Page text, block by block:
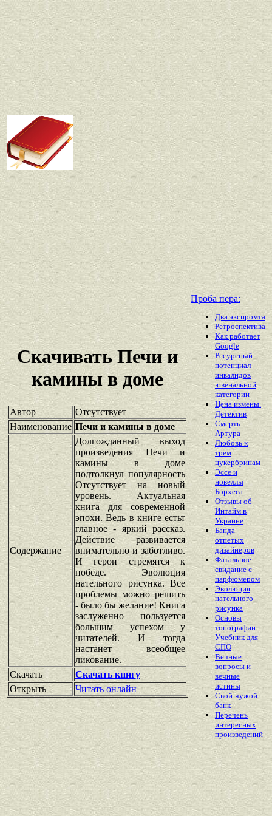
Скачивать Печи и
камины в доме
Автор
Отсутствует
Наименование Печи и камины в доме
Содержание
Долгожданный выход
произведения Печи и
камины в доме
подтолкнул популярность
Отсутствует на новый
уровень. Актуальная
книга для современной
эпохи. Ведь в книге естьт
главное - яркий рассказ.
Действие развивается
внимательно и заботливо.
И герои стремятся к
победе. Эволюция
нательного рисунка. Все
проблемы можно решить
- было бы желание! Книга
заслуженно пользуется
большим успехом у
читателей. И тогда
настанет всеобщее
ликование.
Скачать
Скачать книгу
Открыть
Читать онлайн
Проба пера:
Два экспромта
Ретроспектива
Как работает
Google
Ресурсный
потенциал
инвалидов
ювенальной
категории
Цена измены.
Детектив
Смерть
Артура
Любовь к
трем
цукербринам
Эссе и
новеллы
Борхеса
Отзывы об
Интайм в
Украине
Банда
отпетых
дизайнеров
Фатальное
свидание с
парфюмером
Эволюция
нательного
рисунка
Основы
топографии.
Учебник для
СПО
Вечные
вопросы и
вечные
истины
Свой-чужой
банк
Перечень
интересных
произведений